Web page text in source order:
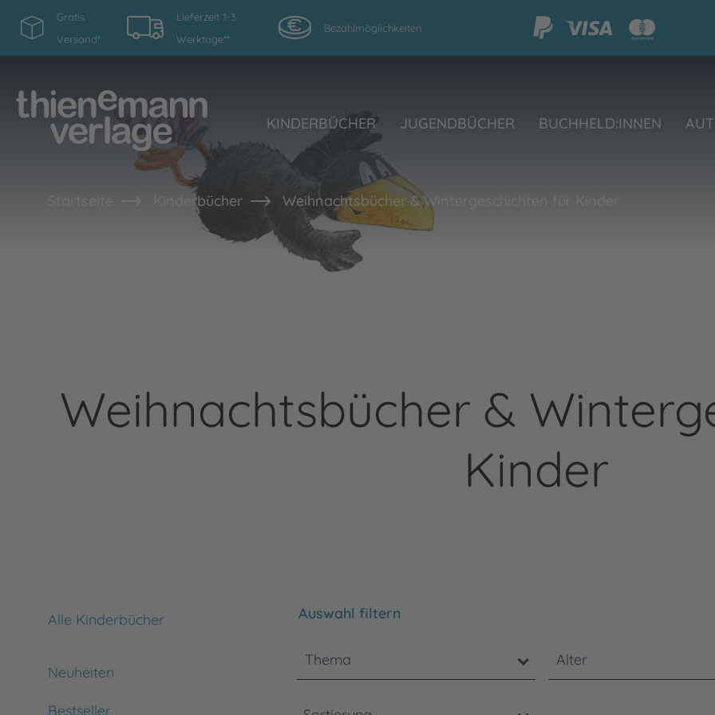
Gratis
Versand*
Lieferzeit 1-3
Werktage**
Bezahlmöglichkeiten
KINDERBÜCHER JUGENDBÜCHER BUCHHELD:INNEN
Kinderbücher Weihnachtsbücher & Wintergeschichten für Kinder
Weihnachtsbücher &
Kinder
Alle Kinderbücher
Neuheiten
Bestseller
Bitte beachten Sie, dass die Benutzung der nachstehenden
Auswahl filtern
Thema Alter